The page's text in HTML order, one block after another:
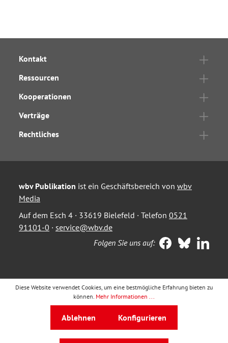
Kontakt
Ressourcen
Kooperationen
Verträge
Rechtliches
wbv Publikation ist ein Geschäftsbereich von wbv
Media
Auf dem Esch 4 · 33619 Bielefeld · Telefon 0521
91101-0 · service@wbv.de
Folgen Sie uns auf:
Diese Website verwendet Cookies, um eine bestmögliche Erfahrung bieten zu
können. Mehr Informationen ...
Ablehnen Konfigurieren